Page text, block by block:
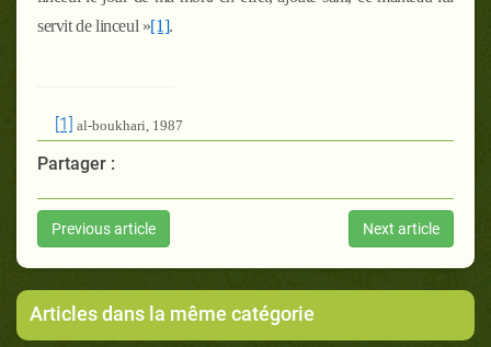
servit de linceul »[1].
[1] al-boukhari, 1987
Partager :
Previous article Next article
Articles dans la même catégorie